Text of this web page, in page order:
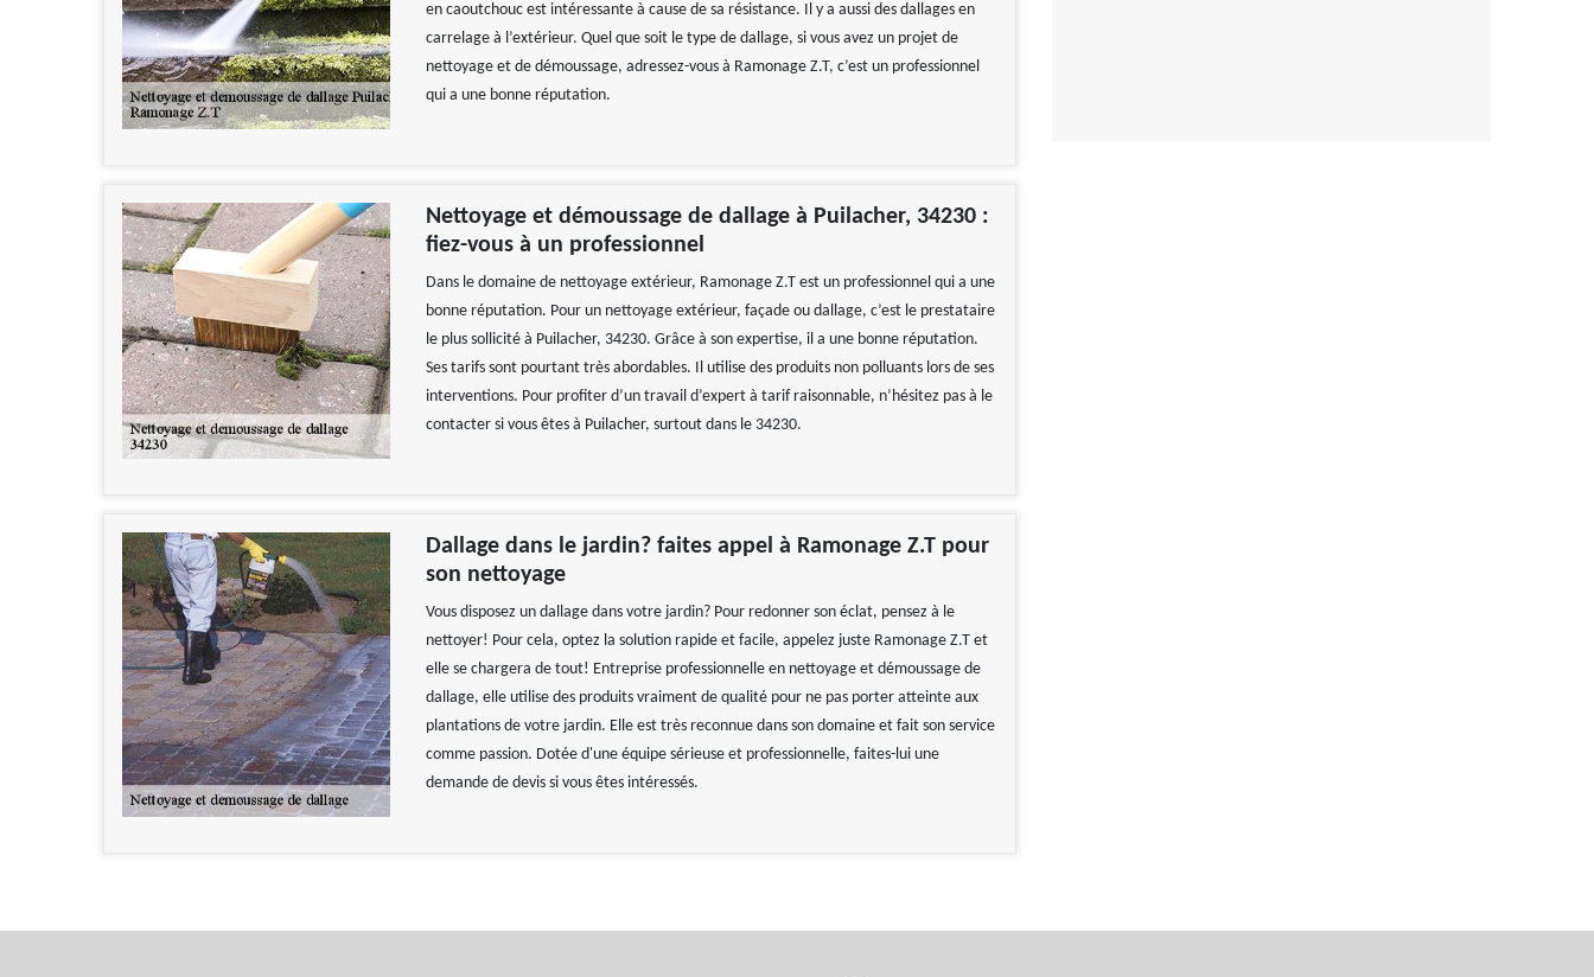
en caoutchouc est intéressante à cause de sa résistance. Il y a aussi des dallages en
carrelage à l’extérieur. Quel que soit le type de dallage, si vous avez un projet de
nettoyage et de démoussage, adressez-vous à Ramonage Z.T, c’est un professionnel
qui a une bonne réputation.
Nettoyage et démoussage de dallage à Puilacher, 34230 :
fiez-vous à un professionnel
Dans le domaine de nettoyage extérieur, Ramonage Z.T est un professionnel qui a une
bonne réputation. Pour un nettoyage extérieur, façade ou dallage, c’est le prestataire
le plus sollicité à Puilacher, 34230. Grâce à son expertise, il a une bonne réputation.
Ses tarifs sont pourtant très abordables. Il utilise des produits non polluants lors de ses
interventions. Pour profiter d’un travail d’expert à tarif raisonnable, n’hésitez pas à le
contacter si vous êtes à Puilacher, surtout dans le 34230.
Dallage dans le jardin? faites appel à Ramonage Z.T pour
son nettoyage
Vous disposez un dallage dans votre jardin? Pour redonner son éclat, pensez à le
nettoyer! Pour cela, optez la solution rapide et facile, appelez juste Ramonage Z.T et
elle se chargera de tout! Entreprise professionnelle en nettoyage et démoussage de
dallage, elle utilise des produits vraiment de qualité pour ne pas porter atteinte aux
plantations de votre jardin. Elle est très reconnue dans son domaine et fait son service
comme passion. Dotée d'une équipe sérieuse et professionnelle, faites-lui une
demande de devis si vous êtes intéressés.